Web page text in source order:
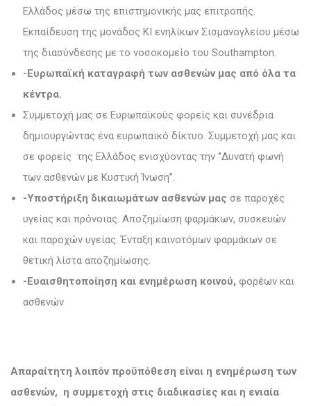
Ελλάδος μέσω της επιστημονικής μας επιτροπής.
Εκπαίδευση της μονάδος ΚΙ ενηλίκων Σισμανογλείου μέσω
της διασύνδεσης με το νοσοκομείο του Southampton.
-Ευρωπαϊκή καταγραφή των ασθενών μας από όλα τα
κέντρα.
Συμμετοχή μας σε Ευρωπαϊκούς φορείς και συνέδρια
δημιουργώντας ένα ευρωπαϊκό δίκτυο. Συμμετοχή μας και
σε φορείς της Ελλάδος ενισχύοντας την ‘’Δυνατή φωνή
των ασθενών με Κυστική Ίνωση’’.
-Υποστήριξη δικαιωμάτων ασθενών μας σε παροχές
υγείας και πρόνοιας. Αποζημίωση φαρμάκων, συσκευών
και παροχών υγείας. Ένταξη καινοτόμων φαρμάκων σε
θετική λίστα αποζημίωσης.
-Ευαισθητοποίηση και ενημέρωση κοινού, φορέων και
ασθενών
Απαραίτητη λοιπόν προϋπόθεση είναι η ενημέρωση των
ασθενών, η συμμετοχή στις διαδικασίες και η ενιαία